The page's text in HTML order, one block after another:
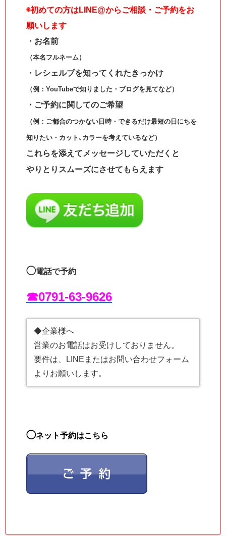
◉初めての方はLINE@からご相談・ご予約をお
願いします
・お名前
（本名フルネーム）
・レシェルブを知ってくれたきっかけ
（例：YouTubeで知りました・ブログを見てなど）
・ご予約に関してのご希望
（例：ご都合のつかない日時・できるだけ最短の日にちを
知りたい・カット､カラーを考えているなど）
これらを添えてメッセージしていただくと
やりとりスムーズにさせてもらえます
◯電話で予約
☎︎0791-63-9626
◆企業様へ
営業のお電話はお受けしておりません。
要件は、LINEまたはお問い合わせフォーム
よりお願いします。
◯ネット予約はこちら